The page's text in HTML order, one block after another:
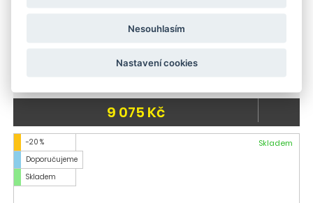
9 075 Kč
-20 %
Doporučujeme
Skladem
Skladem
Nesouhlasím
Nastavení cookies